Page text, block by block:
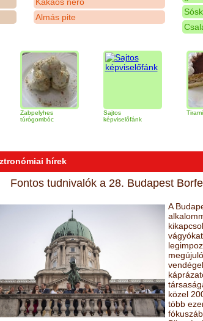
Almás pite
képviselőfánk
Tiramisu torta
hírek
Fontos tudnivalók a 28. Budapest
A
közel
több